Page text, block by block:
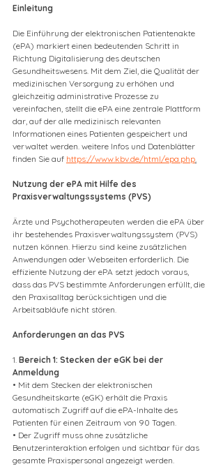
Einleitung
Die Einführung der elektronischen Patientenakte
(ePA) markiert einen bedeutenden Schritt in
Richtung Digitalisierung des deutschen
Gesundheitswesens. Mit dem Ziel, die Qualität der
medizinischen Versorgung zu erhöhen und
gleichzeitig administrative Prozesse zu
vereinfachen, stellt die ePA eine zentrale Plattform
dar, auf der alle medizinisch relevanten
Informationen eines Patienten gespeichert und
verwaltet werden. weitere Infos und Datenblätter
finden Sie auf https://www.kbv.de/html/epa.php
Nutzung der ePA mit Hilfe des
Praxisverwaltungssystems (PVS)
Ärzte und Psychotherapeuten werden die ePA über
ihr bestehendes Praxisverwaltungssystem (PVS)
nutzen können. Hierzu sind keine zusätzlichen
Anwendungen oder Webseiten erforderlich. Die
effiziente Nutzung der ePA setzt jedoch voraus,
dass das PVS bestimmte Anforderungen erfüllt, die
den Praxisalltag berücksichtigen und die
Arbeitsabläufe nicht stören.
Anforderungen an das PVS
1. Bereich 1: Stecken der eGK bei der
Anmeldung
• Mit dem Stecken der elektronischen
Gesundheitskarte (eGK) erhält die Praxis
automatisch Zugriff auf die ePA-Inhalte des
Patienten für einen Zeitraum von 90 Tagen.
• Der Zugriff muss ohne zusätzliche
Benutzerinteraktion erfolgen und sichtbar für das
gesamte Praxispersonal angezeigt werden.